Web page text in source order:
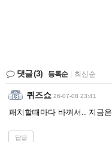
댓글(3) 등록순 최신순
퀴즈쇼 26-07-08 23:41
패치할때마다 바껴서.. 지금은
답글